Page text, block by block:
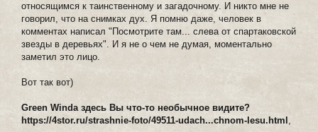
относящимся к таинственному и загадочному. И никто мне не
говорил, что на снимках дух. Я помню даже, человек в
комментах написал "Посмотрите там... слева от спартаковской
звезды в деревьях". И я не о чем не думая, моментально
заметил это лицо.
Вот так вот)
Green Windа здесь Вы что-то необычное видите?
https://4stor.ru/strashnie-foto/49511-udach...chnom-lesu.html ,